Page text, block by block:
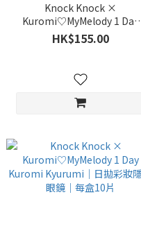
Knock Knock ×
Kuromi♡MyMelody 1 Day
MyMelody Chicchakumoruno
｜日拋彩妝隱形眼鏡｜每盒10
HK$155.00